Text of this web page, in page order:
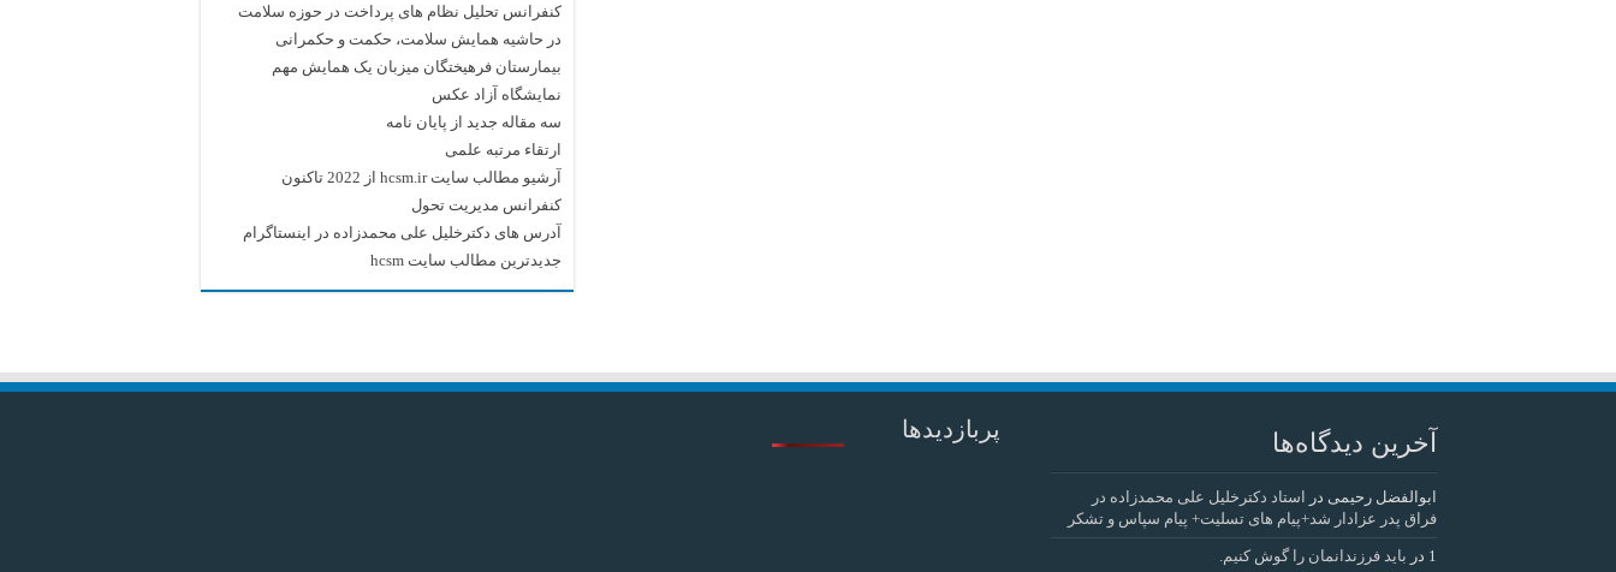
کنفرانس تحلیل نظام های پرداخت در حوزه سلامت
در حاشیه همایش سلامت، حکمت و حکمرانی
بیمارستان فرهیختگان میزبان یک همایش مهم
نمایشگاه آزاد عکس
سه مقاله جدید از پایان نامه
ارتقاء مرتبه علمی
آرشیو مطالب سایت hcsm.ir از 2022 تاکنون
کنفرانس مدیریت تحول
آدرس های دکترخلیل علی محمدزاده در اینستاگرام
جدیدترین مطالب سایت hcsm
آخرین دیدگاه‌ها
ابوالفضل رحیمی در
استاد دکترخلیل علی محمدزاده در
فراق پدر عزادار شد+پیام های تسلیت+ پیام سپاس و تشکر
1 در باید فرزندانمان را گوش کنیم.
پربازدیدها